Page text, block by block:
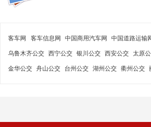
客车网 客车信息网 中国商用汽车网 中国道路运输
乌鲁木齐公交 西宁公交 银川公交 西安公交 太原
金华公交 舟山公交 台州公交 湖州公交 衢州公交